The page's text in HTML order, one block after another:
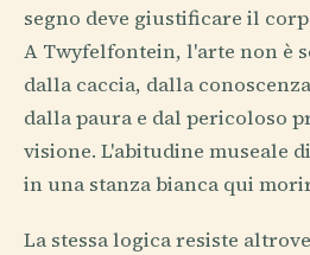
segno deve giustificare il
A Twyfelfontein, l'arte non è
dalla caccia, dalla
dalla paura e dal pericoloso
visione. L'abitudine museale
in una stanza bianca qui
La stessa logica resiste